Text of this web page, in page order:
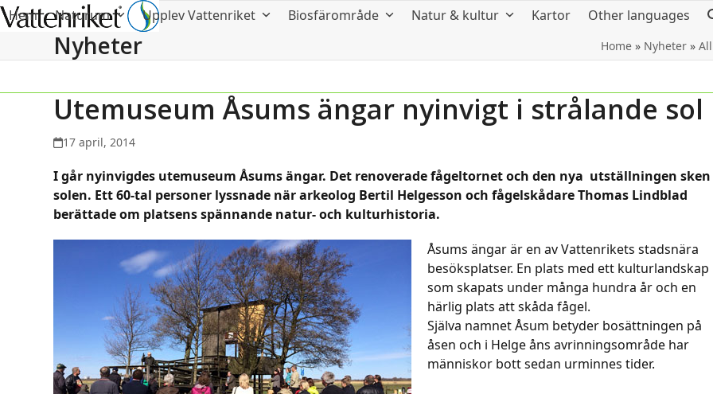
Hem Naturum Upplev Vattenriket Biosfärområde Natur & kultur Kartor Other languages
Nyheter Home» Nyheter»
Utemuseum Åsums ängar nyinvigt i strålande sol
17 april, 2014
I går nyinvigdes utemuseum Åsums ängar. Det renoverade fågeltornet och den nya utställningen
solen. Ett 60-tal personer lyssnade när arkeolog Bertil Helgesson och fågelskådare Thomas Lindblad
berättade om platsens spännande natur- och kulturhistoria.
Åsums ängar är en av Vattenrikets stadsnära
besöksplatser. En plats med ett kulturlandskap
som skapats under många hundra år och en
härlig plats att skåda fågel.
Själva namnet Åsum betyder bosättningen på
åsen och i Helge åns avrinningsområde har
människor bott sedan urminnes tider.